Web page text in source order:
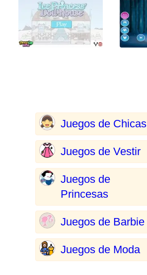
Juegos de Chicas
Juegos de Vestir
Juegos de
Princesas
Juegos de Barbie
Juegos de Moda